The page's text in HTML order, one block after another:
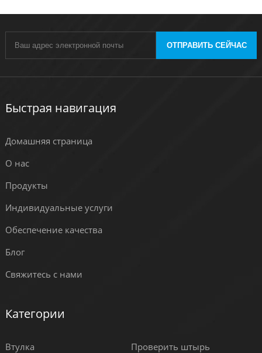
ОТПРАВИТЬ СЕЙЧАС
Быстрая навигация
Домашняя страница
О нас
Продукты
Индивидуальные услуги
Обеспечение качества
Блог
Свяжитесь с нами
Категории
Втулка Проверить штырь